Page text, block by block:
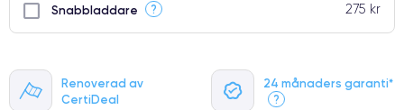
Renoverad av
CertiDeal
24 månaders garanti*
?
Snabbladdare ? 275 kr